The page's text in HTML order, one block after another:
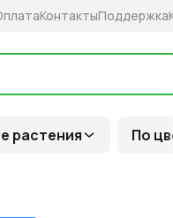
растения По
КонтактыПоддержка